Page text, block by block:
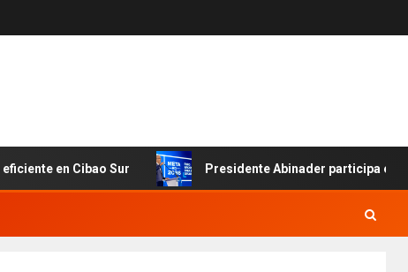
en Cibao Sur Presidente Abinader participa en primer